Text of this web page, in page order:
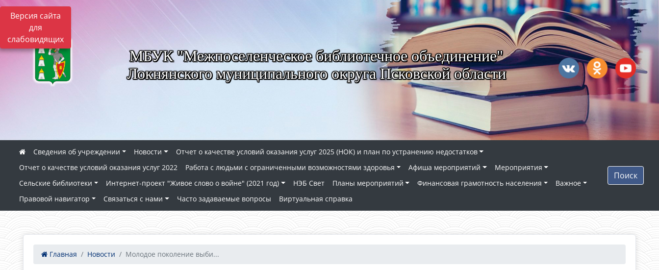
Версия сайта
для
слабовидящих
МБУК "Межпоселенческое библиотечное объединение"
Локнянского муниципального округа Псковской области
Сведения об учреждении Новости
Отчет о качестве условий оказания услуг 2025 (НОК) и план по устранению недостатков
Отчет о качестве условий оказания услуг 2022
Работа с людьми с ограниченными возможностями здоровья Афиша мероприятий
Мероприятия
Сельские библиотеки
Интернет-проект "Живое слово о войне" (2021 год) НЭБ Свет Планы мероприятий Финансовая грамотность населения
Важное
Правовой навигатор
Связаться с нами Часто задаваемые вопросы Виртуальная справка
Поиск
Главная Новости Молодое поколение выби...